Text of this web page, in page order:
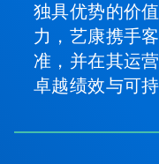
独具优势的价
力，艺康携手
准，并在其运
卓越绩效与可持